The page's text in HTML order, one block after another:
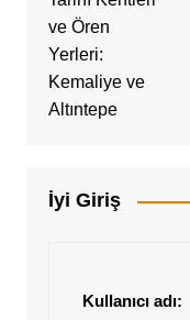
İyi Giriş
Kullanıcı adı: